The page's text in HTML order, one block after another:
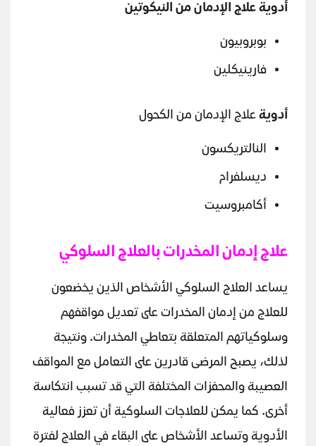
أدوية علاج الإدمان من النيكوتين
بوبروبيون
فارينيكلين
أدويةعلاج الإدمان من الكحول
النالتريكسون
ديسلفرام
أكامبروسيت
علاج إدمان المخدرات بالعلاج السلوكي
يساعد العلاج السلوكي الأشخاص الذين يخضعون
للعلاج من إدمان المخدرات على تعديل مواقفهم
وسلوكياتهم المتعلقة بتعاطي المخدرات. ونتيجة
لذلك، يصبح المرضى قادرين على التعامل مع المواقف
العصيبة والمحفزات المختلفة التي قد تسبب انتكاسة
أخرى. كما يمكن للعلاجات السلوكية أن تعزز فعالية
الأدوية وتساعد الأشخاص على البقاء في العلاج لفترة